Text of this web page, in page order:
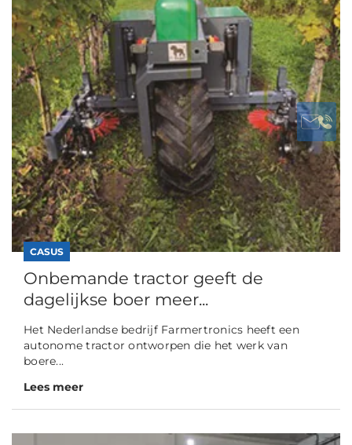
CASUS
Onbemande tractor geeft de
dagelijkse boer meer...
Het Nederlandse bedrijf Farmertronics heeft een
autonome tractor ontworpen die het werk van
boere...
Lees meer